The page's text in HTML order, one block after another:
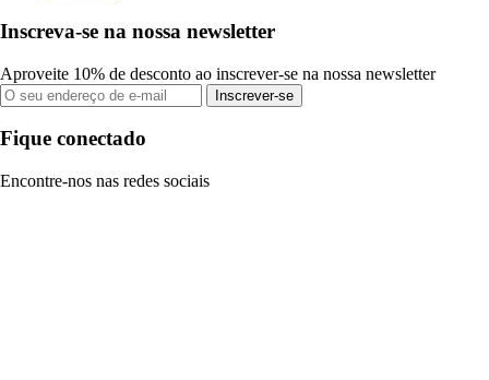
Inscreva-se na nossa newsletter
Aproveite 10% de desconto ao inscrever-se na nossa newsletter
Inscrever-se
Fique conectado
Encontre-nos nas redes sociais